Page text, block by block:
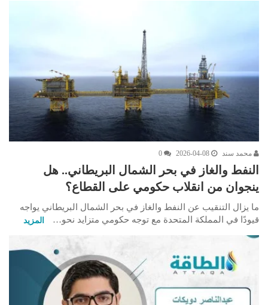
محمد سند 2026-04-08
0
النفط والغاز في بحر الشمال البريطاني.. هل
ينجوان من انقلاب حكومي على القطاع؟
ما يزال التنقيب عن النفط والغاز في بحر الشمال البريطاني يواجه
قيودًا في المملكة المتحدة مع توجه حكومي متزايد نحو…
المزيد